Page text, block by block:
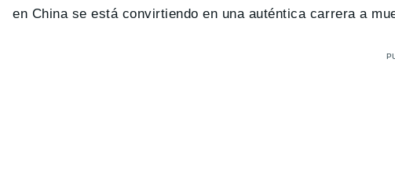
en China se está convirtiendo en una auténtica carrera a